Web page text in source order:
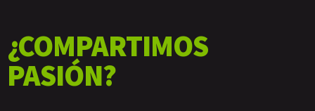
¿COMPARTIMOS
PASIÓN?